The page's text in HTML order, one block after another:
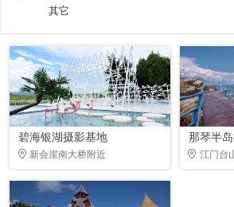
其它
碧海银湖摄影基地
新会崖南大桥附近
那琴半
江门台